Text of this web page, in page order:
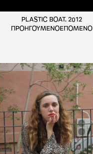
PLASTIC BOAT, 2012
ΠΡΟΗΓΟΥΜΕΝΟΕΠΟΜΕΝΟ